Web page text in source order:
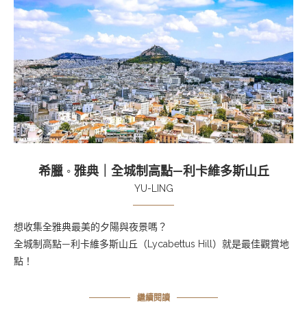
希臘 ◦ 雅典｜全城制高點—利卡維多斯山丘
YU-LING
想收集全雅典最美的夕陽與夜景嗎？
全城制高點—利卡維多斯山丘（Lycabettus Hill）就是最佳觀賞地
點！
繼續閱讀